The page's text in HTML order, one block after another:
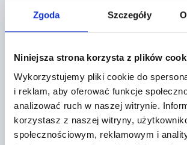
Zgoda Szczegóły
Niniejsza strona korzysta z plików
Wykorzystujemy pliki cookie do
i reklam, aby oferować funkcje
analizować ruch w naszej witrynie.
korzystasz z naszej witryny,
społecznościowym, reklamowym i
Studzienice,
Jaskółek 21
+
−